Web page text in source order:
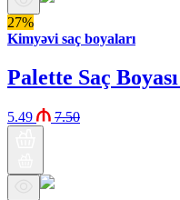
27%
Kimyəvi saç boyaları
Palette Saç
5.49 7.50